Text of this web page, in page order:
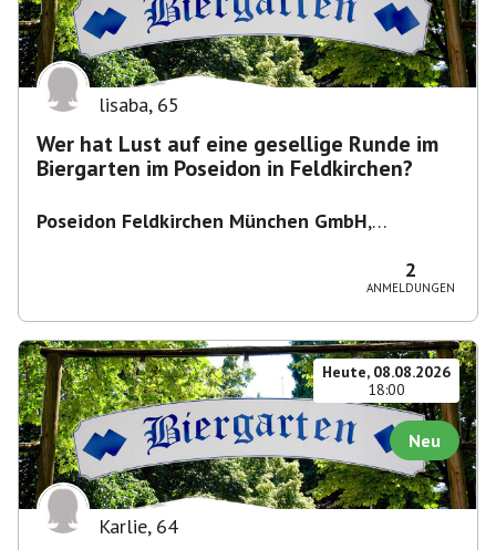
lisaba, 65
Wer hat Lust auf eine gesellige Runde im
Biergarten im Poseidon in Feldkirchen?
Poseidon Feldkirchen München GmbH,
2
ANMELDUNGEN
Heute, 08.08.2026
18:00
Neu
Karlie, 64